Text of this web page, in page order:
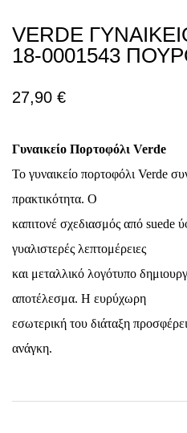
VERDE
18-0001543
27,90 €
Γυναικείο Πορτοφόλι Verde
Το γυναικείο πορτοφόλι Verde
πρακτικότητα. Ο
καπιτονέ σχεδιασμός από
γυαλιστερές λεπτομέρειες
και μεταλλικό λογότυπο
αποτέλεσμα. Η ευρύχωρη
εσωτερική του διάταξη
ανάγκη.